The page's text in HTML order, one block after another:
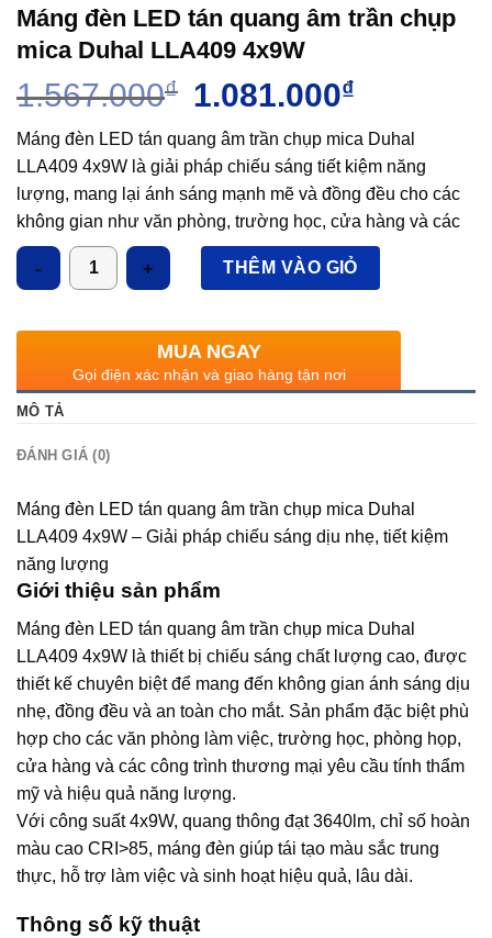
Máng đèn LED tán quang âm trần chụp
mica Duhal LLA409 4x9W
1.567.000₫
Giá
là:
1.567.000₫.
1.081.000₫
tại
là:
1.081.000₫.
Máng đèn LED tán quang âm trần chụp mica Duhal
LLA409 4x9W là giải pháp chiếu sáng tiết kiệm năng
lượng, mang lại ánh sáng mạnh mẽ và đồng đều cho các
không gian như văn phòng, trường học, cửa hàng và các
công trình thương mại.
Số lượng
THÊM VÀO GIỎ
MUA NGAY
Gọi điện xác nhận và giao hàng tận nơi
MÔ TẢ
ĐÁNH GIÁ (0)
Máng đèn LED tán quang âm trần chụp mica Duhal
LLA409 4x9W – Giải pháp chiếu sáng dịu nhẹ, tiết kiệm
năng lượng
Giới thiệu sản phẩm
Máng đèn LED tán quang âm trần chụp mica Duhal
LLA409 4x9W là thiết bị chiếu sáng chất lượng cao, được
thiết kế chuyên biệt để mang đến không gian ánh sáng dịu
nhẹ, đồng đều và an toàn cho mắt. Sản phẩm đặc biệt phù
hợp cho các văn phòng làm việc, trường học, phòng họp,
cửa hàng và các công trình thương mại yêu cầu tính thẩm
mỹ và hiệu quả năng lượng.
Với công suất 4x9W, quang thông đạt 3640lm, chỉ số hoàn
màu cao CRI>85, máng đèn giúp tái tạo màu sắc trung
thực, hỗ trợ làm việc và sinh hoạt hiệu quả, lâu dài.
Thông số kỹ thuật